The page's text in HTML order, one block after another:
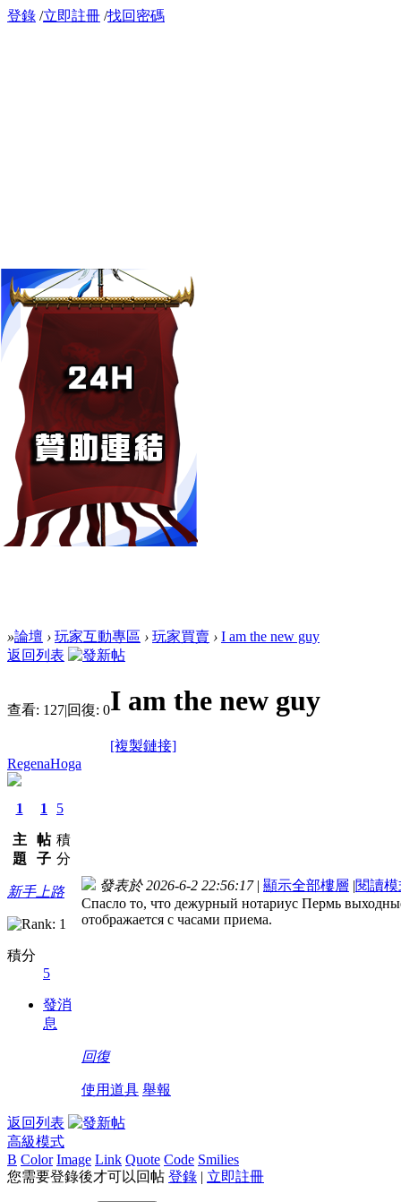
登錄 /立即註冊 /找回密碼
»論壇 › 玩家互動專區 › 玩家買賣 › I am the new guy
返回列表
查看: 127|回復: 0I am the new guy
[複製鏈接]
RegenaHoga
1
主
題
1
帖
子
5
積
分
新手上路
積分
5
發消
息
發表於 2026-6-2 22:56:17 | 顯示全部樓層 |閱讀
Спасло то, что дежурный нотариус Пермь
отображается с часами приема.
回復
使用道具 舉報
返回列表
高級模式
B Color Image Link Quote Code Smilies
您需要登錄後才可以回帖 登錄 | 立即註冊